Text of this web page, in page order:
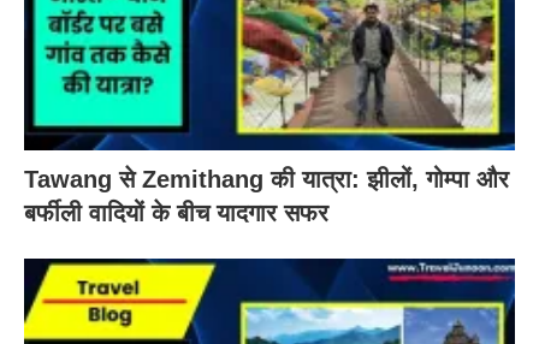
Tawang से Zemithang की यात्रा: झीलों, गोम्पा और
बर्फीली वादियों के बीच यादगार सफर